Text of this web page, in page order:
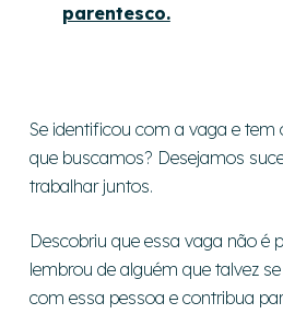
parentesco.
Se identificou com a vaga e tem
que buscamos? Desejamos
trabalhar juntos.
Descobriu que essa vaga não é
lembrou de alguém que talvez
com essa pessoa e contribua